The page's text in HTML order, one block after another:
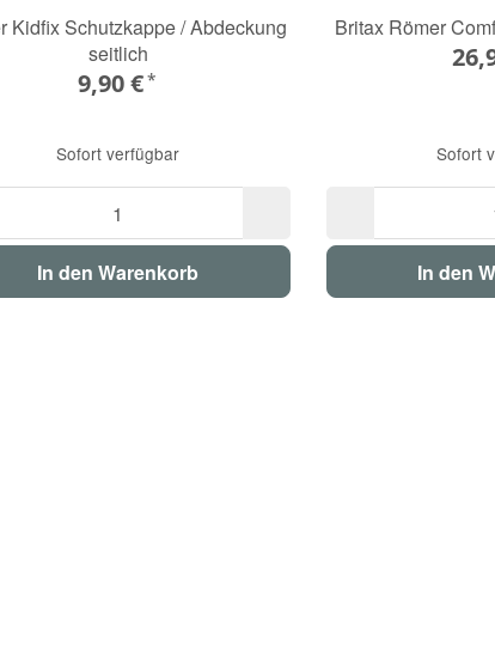
Kidfix Schutzkappe / Abdeckung
seitlich
9,90 €*
Sofort verfügbar
In den Warenkorb
Britax Römer
Sofort
In den